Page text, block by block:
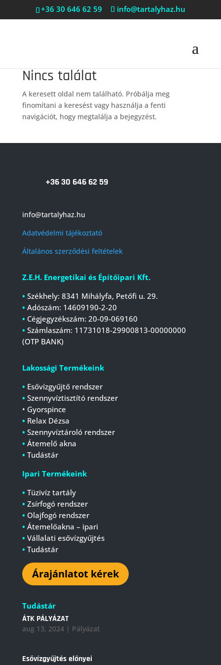
+36 30 646 62 59 info@tartalyhaz.hu
Nincs találat
A keresett oldal nem található. Próbálja meg
finomítani a keresést vagy használja a fenti
navigációt, hogy megtalálja a bejegyzést.
+36 30 646 62 59
info@tartalyhaz.hu
Adatvédelmi tájékoztató
Általános szerződési feltételek
Z.E.H. Energetikai és Építőipari Kft.
• Székhely: 8341 Mihályfa, Petőfi u. 29.
• Adószám: 14609190-2-20
• Cégjegyzékszám: 20-09-069160
• Számlaszám: 11731018-29900813-00000000
(OTP BANK)
Lakossági Termékeink
• Esővízgyűjtő rendszer
• Szennyvíztisztító rendszer
• Gyorspince
• Relax Dézsa
• Szennyvíztároló rendszer
• Átemelő akna
• Tudástár
Ipari Termékeink
• Tüzivíz tartály
• Zsírfogó rendszer
• Olajfogó rendszer
• Átemelőakna – ipari
• Vállalati esővízgyűjtés
• Tudástár
Árajánlatot kérek
Tudástár
ÁTK PÁLYÁZAT
aug 13, 2024| Pályázat
Esővízgyűjtés előnyei